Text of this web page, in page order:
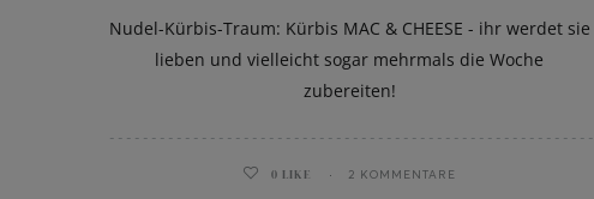
Nudel-Kürbis-Traum: Kürbis MAC & CHEESE - ihr werdet sie
lieben und vielleicht sogar mehrmals die Woche
zubereiten!
0 LIKE 2 KOMMENTARE